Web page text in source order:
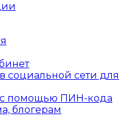
социальной сети для
с помощью ПИН-кода
блогерам